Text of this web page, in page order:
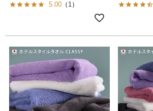
5.00 （ 1）